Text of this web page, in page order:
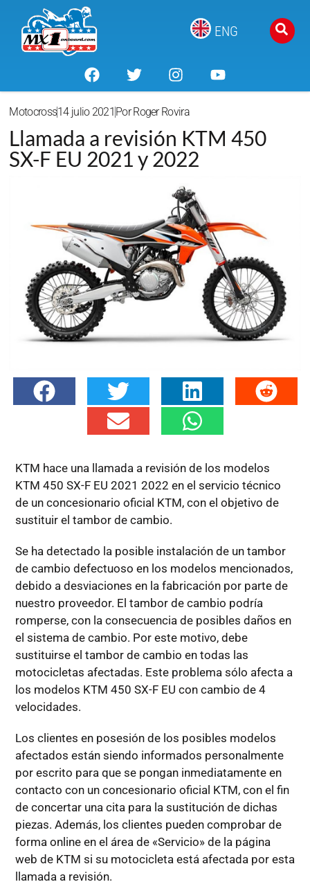
ENG
Motocross14 julio 2021 PorRoger Rovira
Llamada a revisión KTM 450
SX-F EU 2021 y 2022
KTM hace una llamada a revisión de los modelos
KTM 450 SX-F EU 2021 2022 en el servicio técnico
de un concesionario oficial KTM, con el objetivo de
sustituir el tambor de cambio.
Se ha detectado la posible instalación de un tambor
de cambio defectuoso en los modelos mencionados,
debido a desviaciones en la fabricación por parte de
nuestro proveedor. El tambor de cambio podría
romperse, con la consecuencia de posibles daños en
el sistema de cambio. Por este motivo, debe
sustituirse el tambor de cambio en todas las
motocicletas afectadas. Este problema sólo afecta a
los modelos KTM 450 SX-F EU con cambio de 4
velocidades.
Los clientes en posesión de los posibles modelos
afectados están siendo informados personalmente
por escrito para que se pongan inmediatamente en
contacto con un concesionario oficial KTM, con el fin
de concertar una cita para la sustitución de dichas
piezas. Además, los clientes pueden comprobar de
forma online en el área de «Servicio» de la página
web de KTM si su motocicleta está afectada por esta
llamada a revisión.